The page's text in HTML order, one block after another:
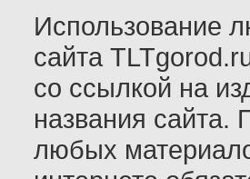
Использование
сайта
со ссылкой на
названия сайта.
любых